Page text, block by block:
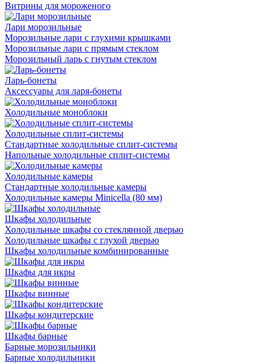
Витрины для мороженого
Лари морозильные
Морозильные лари с глухими крышками
Морозильные лари с прямым стеклом
Морозильный ларь с гнутым стеклом
Ларь-бонеты
Аксессуары для ларя-бонеты
Холодильные моноблоки
Холодильные сплит-системы
Стандартные холодильные сплит-системы
Напольные холодильные сплит-системы
Холодильные камеры
Стандартные холодильные камеры
Холодильные камеры Minicella (80 мм)
Шкафы холодильные
Холодильные шкафы со стеклянной дверью
Холодильные шкафы с глухой дверью
Шкафы холодильные комбинированные
Шкафы для икры
Шкафы винные
Шкафы кондитерские
Шкафы барные
Барные морозильники
Барные холодильники